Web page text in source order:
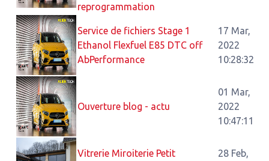
reprogrammation
Service de fichiers Stage 1
Ethanol Flexfuel E85 DTC off
AbPerformance
17 Mar,
2022
10:28:32
Ouverture blog - actu
01 Mar,
2022
10:47:11
Vitrerie Miroiterie Petit
28 Feb,